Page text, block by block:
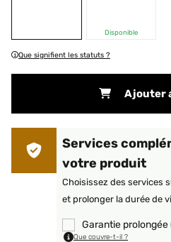
Disponible
Que signifient les statuts ?
Ajouter
Services
votre produit
Choisissez des services
et prolonger la durée de
Garantie prolongée
Que couvre-t-il ?